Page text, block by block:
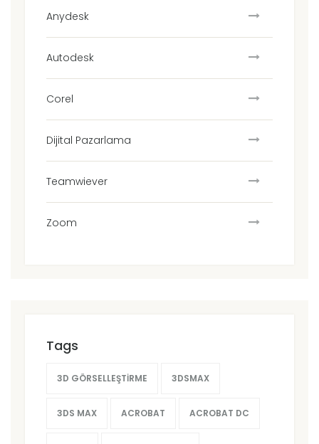
Anydesk
Autodesk
Corel
Dijital Pazarlama
Teamwiever
Zoom
Tags
3D GÖRSELLEŞTIRME 3DSMAX
3DS MAX ACROBAT ACROBAT DC